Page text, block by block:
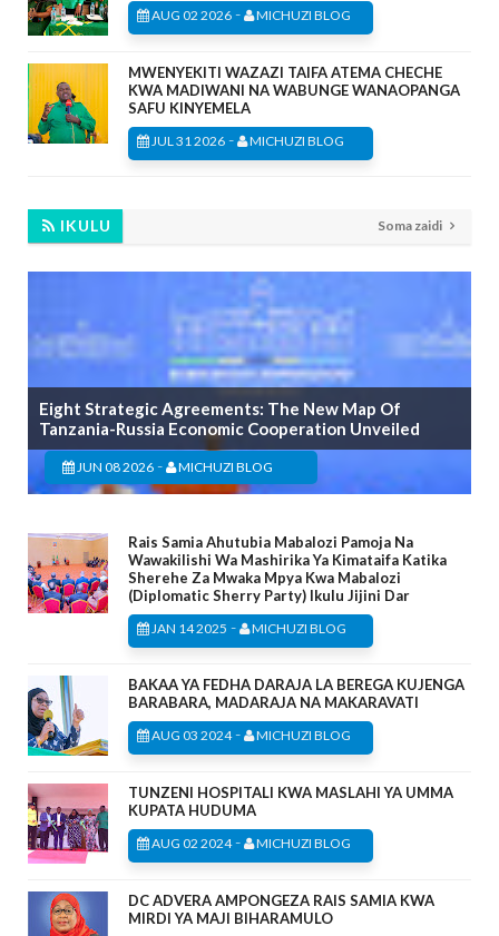
AUG 02 2026 - MICHUZI BLOG
MWENYEKITI WAZAZI TAIFA ATEMA CHECHE
KWA MADIWANI NA WABUNGE WANAOPANGA
SAFU KINYEMELA
JUL 31 2026 - MICHUZI BLOG
IKULU Soma zaidi
Eight Strategic Agreements: The New Map Of
Tanzania-Russia Economic Cooperation Unveiled
JUN 08 2026 - MICHUZI BLOG
Rais Samia Ahutubia Mabalozi Pamoja Na
Wawakilishi Wa Mashirika Ya Kimataifa Katika
Sherehe Za Mwaka Mpya Kwa Mabalozi
(Diplomatic Sherry Party) Ikulu Jijini Dar
JAN 14 2025 - MICHUZI BLOG
BAKAA YA FEDHA DARAJA LA BEREGA KUJENGA
BARABARA, MADARAJA NA MAKARAVATI
AUG 03 2024- MICHUZI BLOG
TUNZENI HOSPITALI KWA MASLAHI YA UMMA
KUPATA HUDUMA
AUG 02 2024- MICHUZI BLOG
DC ADVERA AMPONGEZA RAIS SAMIA KWA
MIRDI YA MAJI BIHARAMULO